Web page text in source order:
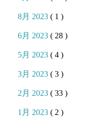
8月 2023( 1 )
6月 2023( 28 )
5月 2023( 4 )
3月 2023( 3 )
2月 2023( 33 )
1月 2023( 2 )